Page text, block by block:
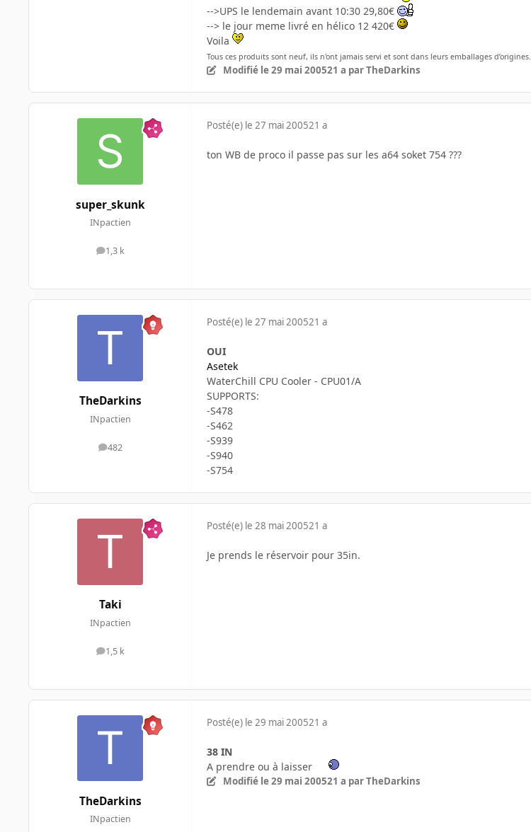
-->UPS le lendemain avant 10:30 29,80€
--> le jour meme livré en hélico 12 420€
Voila
Tous ces produits sont neuf, ils n'ont jamais servi et sont dans leurs emballages d’origines.
Modifié le 29 mai 200521 a par TheDarkins
super_skunk
INpactien
1,3 k
messages
Posté(e) le 27 mai 200521 a
ton WB de proco il passe pas sur les a64 soket 754 ???
TheDarkins
INpactien
482
messages
Posté(e) le 27 mai 200521 a
OUI
Asetek
WaterChill CPU Cooler - CPU01/A
SUPPORTS:
-S478
-S462
-S939
-S940
-S754
Taki
INpactien
1,5 k
messages
Posté(e) le 28 mai 200521 a
Je prends le réservoir pour 35in.
TheDarkins
INpactien
Posté(e) le 29 mai 200521 a
38 IN
A prendre ou à laisser
Modifié le 29 mai 200521 a par TheDarkins